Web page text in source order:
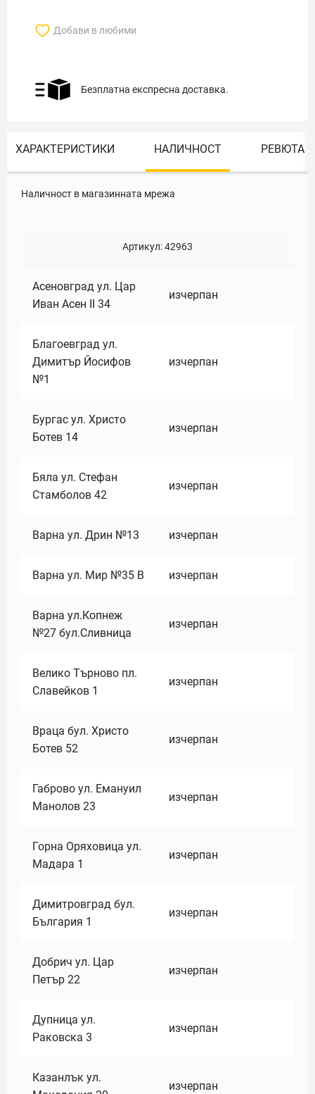
Добави в любими
Безплатна експресна доставка.
ХАРАКТЕРИСТИКИ НАЛИЧНОСТ РЕВЮТА
Наличност в магазинната мрежа
Артикул:42963
Асеновград ул. Цар
Иван Асен II 34
изчерпан
Благоевград ул.
Димитър Йосифов
№1
изчерпан
Бургас ул. Христо
Ботев 14
изчерпан
Бяла ул. Стефан
Стамболов 42
изчерпан
Варна ул. Дрин №13 изчерпан
Варна ул. Мир №35 В изчерпан
Варна ул.Копнеж
№27 бул.Сливница
изчерпан
Велико Търново пл.
Славейков 1
изчерпан
Враца бул. Христо
Ботев 52
изчерпан
Габрово ул. Емануил
Манолов 23
изчерпан
Горна Оряховица ул.
Мадара 1
изчерпан
Димитровград бул.
България 1
изчерпан
Добрич ул. Цар
Петър 22
изчерпан
Дупница ул.
Раковска 3
изчерпан
Казанлък ул.
изчерпан